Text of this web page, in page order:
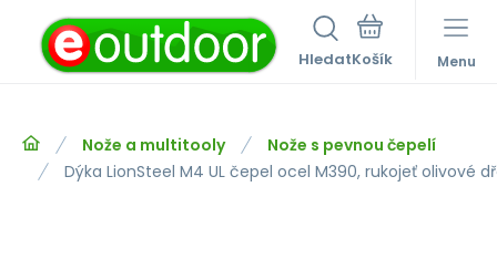
Hledat Menu
Nože a multitooly
Nože s pevnou čepelí
Dýka LionSteel M4 UL čepel ocel M390, rukojeť olivové